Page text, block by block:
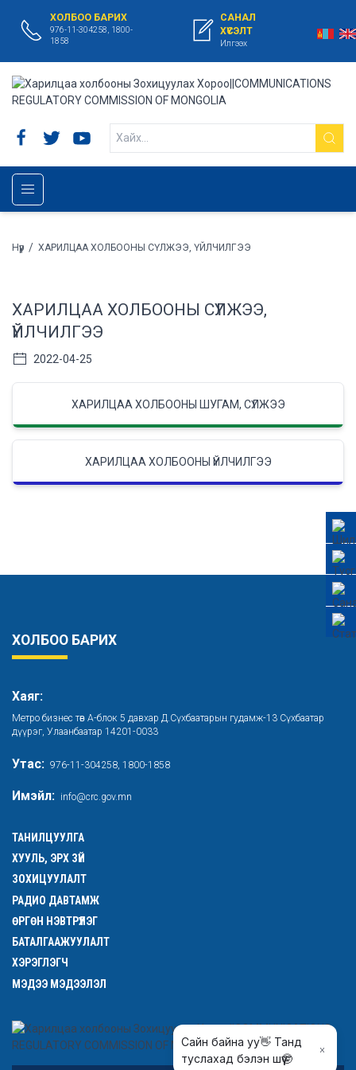
ХОЛБОО БАРИХ
976-11-304258, 1800-
1858
САНАЛ
ХҮСЭЛТ
Илгээх
Нүүр / ХАРИЛЦАА ХОЛБООНЫ СҮЛЖЭЭ, ҮЙЛЧИЛГЭЭ
ХАРИЛЦАА ХОЛБООНЫ СҮЛЖЭЭ,
ҮЙЛЧИЛГЭЭ
2022-04-25
ХАРИЛЦАА ХОЛБООНЫ ШУГАМ, СҮЛЖЭЭ
ХАРИЛЦАА ХОЛБООНЫ ҮЙЛЧИЛГЭЭ
ХОЛБОО БАРИХ
Хаяг:
Метро бизнес төв А-блок 5 давхар Д.Сүхбаатарын гудамж-13 Сүхбаатар
дүүрэг, Улаанбаатар 14201-0033
Утас: 976-11-304258, 1800-1858
Имэйл: info@crc.gov.mn
ТАНИЛЦУУЛГА
ХУУЛЬ, ЭРХ ЗҮЙ
ЗОХИЦУУЛАЛТ
РАДИО ДАВТАМЖ
ӨРГӨН НЭВТРҮҮЛЭГ
БАТАЛГААЖУУЛАЛТ
ХЭРЭГЛЭГЧ
МЭДЭЭ МЭДЭЭЛЭЛ
Сайн байна уу👋 Танд
туслахад бэлэн шүү🤓